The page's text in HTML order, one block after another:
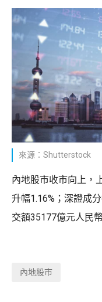
來源：Shutterstock
內地股市收市向上，
升幅1.16%；深證成
交額35177億元人民
內地股市